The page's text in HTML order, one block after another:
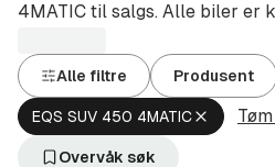
4MATIC til salgs. Alle biler er
Alle filtre Produsent
EQS SUV 450 4MATIC Fjern
aktivt
Overvåk søk